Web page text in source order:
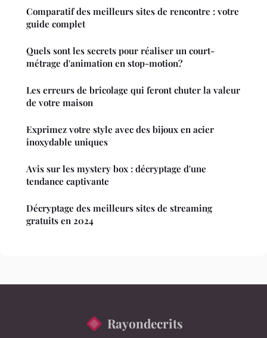
Comparatif des meilleurs sites de rencontre : votre
guide complet
Quels sont les secrets pour réaliser un court-
métrage d'animation en stop-motion?
Les erreurs de bricolage qui feront chuter la valeur
de votre maison
Exprimez votre style avec des bijoux en acier
inoxydable uniques
Avis sur les mystery box : décryptage d'une
tendance captivante
Décryptage des meilleurs sites de streaming
gratuits en 2024
Rayondecrits